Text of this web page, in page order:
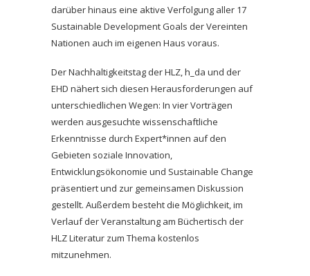
darüber hinaus eine aktive Verfolgung aller 17
Sustainable Development Goals der Vereinten
Nationen auch im eigenen Haus voraus.
Der Nachhaltigkeitstag der HLZ, h_da und der
EHD nähert sich diesen Herausforderungen auf
unterschiedlichen Wegen: In vier Vorträgen
werden ausgesuchte wissenschaftliche
Erkenntnisse durch Expert*innen auf den
Gebieten soziale Innovation,
Entwicklungsökonomie und Sustainable Change
präsentiert und zur gemeinsamen Diskussion
gestellt. Außerdem besteht die Möglichkeit, im
Verlauf der Veranstaltung am Büchertisch der
HLZ Literatur zum Thema kostenlos
mitzunehmen.